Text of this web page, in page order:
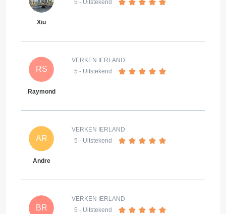
Xiu
5 - Uitstekend
RS
Raymond
VERKEN IERLAND
5 - Uitstekend
AR
Andre
VERKEN IERLAND
5 - Uitstekend
BR
VERKEN IERLAND
5 - Uitstekend